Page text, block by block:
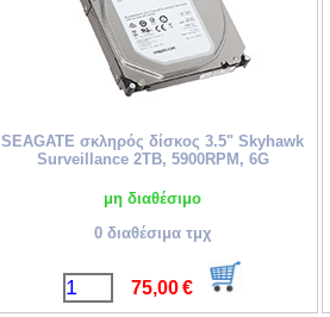
SEAGATE σκληρός δίσκος 3.5" Skyhawk
Surveillance 2TB, 5900RPM, 6G
μη διαθέσιμο
0 διαθέσιμα τμχ
75,00€